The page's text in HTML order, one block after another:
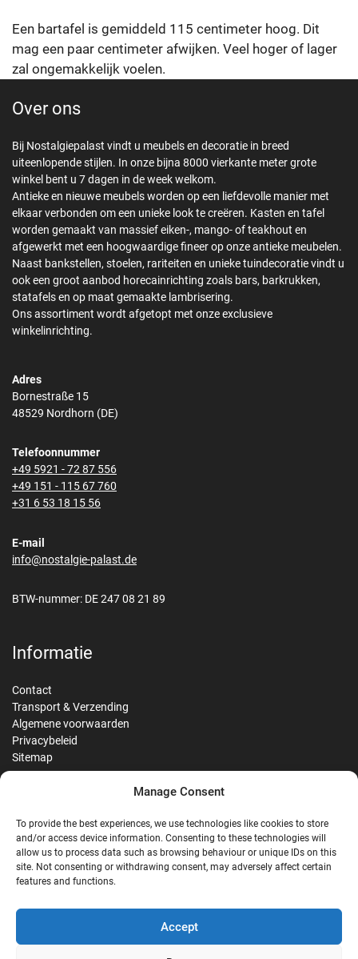
Manage Consent
To provide the best experiences, we use technologies like cookies to store
and/or access device information. Consenting to these technologies will
allow us to process data such as browsing behaviour or unique IDs on this
site. Not consenting or withdrawing consent, may adversely affect certain
features and functions.
Accept
Een bartafel is gemiddeld 115 centimeter hoog. Dit
mag een paar centimeter afwijken. Veel hoger of lager
zal ongemakkelijk voelen.
Over ons
Bij Nostalgiepalast vindt u meubels en decoratie in breed
uiteenlopende stijlen. In onze bijna 8000 vierkante meter grote
winkel bent u 7 dagen in de week welkom.
Antieke en nieuwe meubels worden op een liefdevolle manier met
elkaar verbonden om een unieke look te creëren. Kasten en tafel
worden gemaakt van massief eiken-, mango- of teakhout en
afgewerkt met een hoogwaardige fineer op onze antieke meubelen.
Naast bankstellen, stoelen, rariteiten en unieke tuindecoratie vindt u
ook een groot aanbod horecainrichting zoals bars, barkrukken,
statafels en op maat gemaakte lambrisering.
Ons assortiment wordt afgetopt met onze exclusieve
winkelinrichting.
Adres
Bornestraße 15
48529 Nordhorn (DE)
Telefoonnummer
+49 5921 - 72 87 556
+49 151 - 115 67 760
+31 6 53 18 15 56
E-mail
info@nostalgie-palast.de
BTW-nummer: DE 247 08 21 89
Informatie
Contact
Transport & Verzending
Algemene voorwaarden
Privacybeleid
Sitemap
G Google Reviews